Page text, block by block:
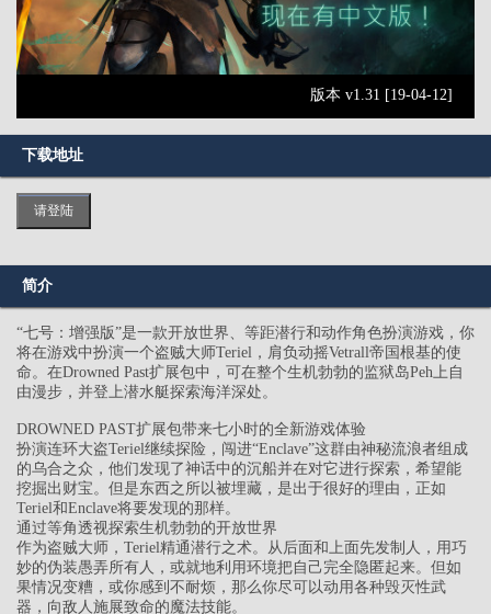
版本 v1.31 [19-04-12]
下载地址
请登陆
简介
“七号：增强版”是一款开放世界、等距潜行和动作角色扮演游戏，你
将在游戏中扮演一个盗贼大师Teriel，肩负动摇Vetrall帝国根基的使
命。在Drowned Past扩展包中，可在整个生机勃勃的监狱岛Peh上自
由漫步，并登上潜水艇探索海洋深处。
DROWNED PAST扩展包带来七小时的全新游戏体验
扮演连环大盗Teriel继续探险，闯进“Enclave”这群由神秘流浪者组成
的乌合之众，他们发现了神话中的沉船并在对它进行探索，希望能
挖掘出财宝。但是东西之所以被埋藏，是出于很好的理由，正如
Teriel和Enclave将要发现的那样。
通过等角透视探索生机勃勃的开放世界
作为盗贼大师，Teriel精通潜行之术。从后面和上面先发制人，用巧
妙的伪装愚弄所有人，或就地利用环境把自己完全隐匿起来。但如
果情况变糟，或你感到不耐烦，那么你尽可以动用各种毁灭性武
器，向敌人施展致命的魔法技能。